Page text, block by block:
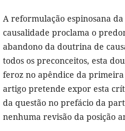
A reformulação espinosana
causalidade proclama o
abandono da doutrina de
todos os preconceitos, esta
feroz no apêndice da
artigo pretende expor esta
da questão no prefácio da
nenhuma revisão da posição